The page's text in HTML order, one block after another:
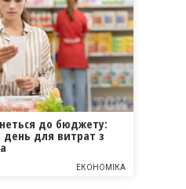
до бюджету:
день для витрат з
ЕКОНОМІКА